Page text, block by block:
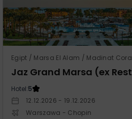
Egipt / Marsa El Alam / Madinat
Hotel:5
12.12.2026 - 19.12.2026
Warszawa - Chopin